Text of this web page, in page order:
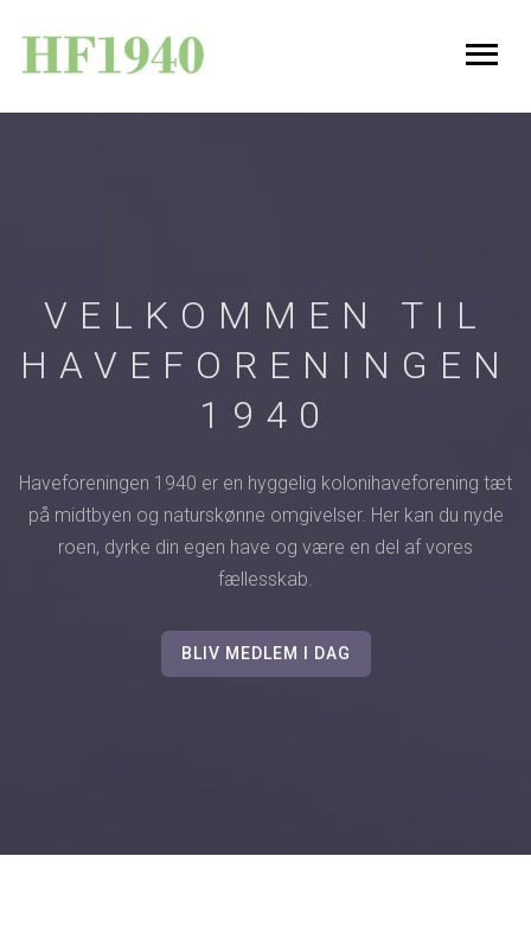
VELKOMMEN TIL
HAVEFORENINGEN
1940
Haveforeningen 1940 er en hyggelig kolonihaveforening tæt
på midtbyen og naturskønne omgivelser. Her kan du nyde
roen, dyrke din egen have og være en del af vores
fællesskab.
BLIV MEDLEM I DAG